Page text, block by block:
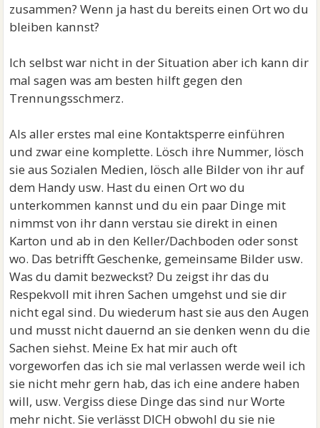
zusammen? Wenn ja hast du bereits einen Ort wo du
bleiben kannst?
Ich selbst war nicht in der Situation aber ich kann dir
mal sagen was am besten hilft gegen den
Trennungsschmerz.
Als aller erstes mal eine Kontaktsperre einführen
und zwar eine komplette. Lösch ihre Nummer, lösch
sie aus Sozialen Medien, lösch alle Bilder von ihr auf
dem Handy usw. Hast du einen Ort wo du
unterkommen kannst und du ein paar Dinge mit
nimmst von ihr dann verstau sie direkt in einen
Karton und ab in den Keller/Dachboden oder sonst
wo. Das betrifft Geschenke, gemeinsame Bilder usw.
Was du damit bezweckst? Du zeigst ihr das du
Respekvoll mit ihren Sachen umgehst und sie dir
nicht egal sind. Du wiederum hast sie aus den Augen
und musst nicht dauernd an sie denken wenn du die
Sachen siehst. Meine Ex hat mir auch oft
vorgeworfen das ich sie mal verlassen werde weil ich
sie nicht mehr gern hab, das ich eine andere haben
will, usw. Vergiss diese Dinge das sind nur Worte
mehr nicht. Sie verlässt DICH obwohl du sie nie